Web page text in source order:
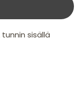
sisällä